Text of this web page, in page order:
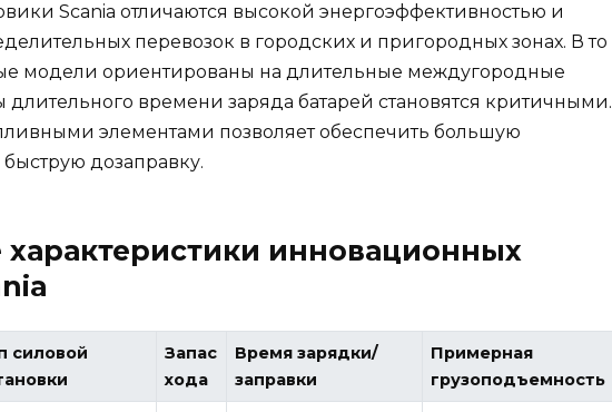
Scania отличаются высокой энергоэффективностью и
перевозок в городских и пригородных зонах. В то
модели ориентированы на длительные междугородные
времени заряда батарей становятся критичными.
элементами позволяет обеспечить большую
дозаправку.
характеристики инновационных
силовой
Запас
хода
Время зарядки/
заправки
Примерная
грузоподъемность